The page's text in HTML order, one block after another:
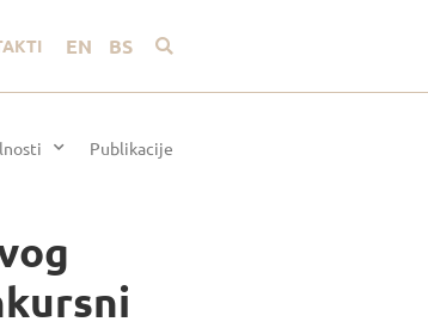
EN BS
Publikacije